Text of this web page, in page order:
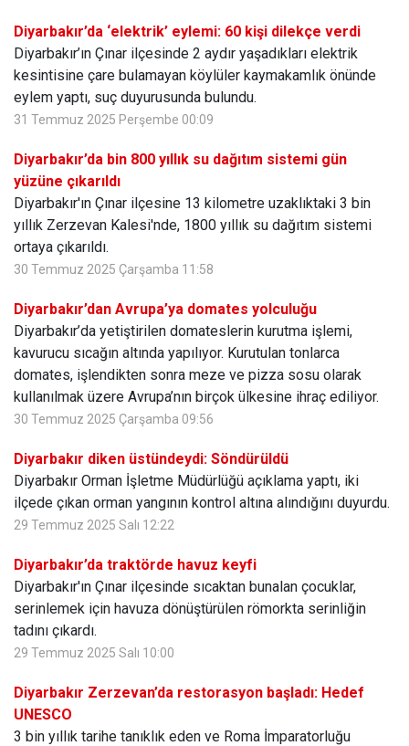
Diyarbakır’da ‘elektrik’ eylemi: 60 kişi dilekçe verdi
Diyarbakır’ın Çınar ilçesinde 2 aydır yaşadıkları elektrik
kesintisine çare bulamayan köylüler kaymakamlık önünde
eylem yaptı, suç duyurusunda bulundu.
31 Temmuz 2025 Perşembe 00:09
Diyarbakır’da bin 800 yıllık su dağıtım sistemi gün
yüzüne çıkarıldı
Diyarbakır'ın Çınar ilçesine 13 kilometre uzaklıktaki 3 bin
yıllık Zerzevan Kalesi'nde, 1800 yıllık su dağıtım sistemi
ortaya çıkarıldı.
30 Temmuz 2025 Çarşamba 11:58
Diyarbakır’dan Avrupa’ya domates yolculuğu
Diyarbakır’da yetiştirilen domateslerin kurutma işlemi,
kavurucu sıcağın altında yapılıyor. Kurutulan tonlarca
domates, işlendikten sonra meze ve pizza sosu olarak
kullanılmak üzere Avrupa’nın birçok ülkesine ihraç ediliyor.
30 Temmuz 2025 Çarşamba 09:56
Diyarbakır diken üstündeydi: Söndürüldü
Diyarbakır Orman İşletme Müdürlüğü açıklama yaptı, iki
ilçede çıkan orman yangının kontrol altına alındığını duyurdu.
29 Temmuz 2025 Salı 12:22
Diyarbakır’da traktörde havuz keyfi
Diyarbakır'ın Çınar ilçesinde sıcaktan bunalan çocuklar,
serinlemek için havuza dönüştürülen römorkta serinliğin
tadını çıkardı.
29 Temmuz 2025 Salı 10:00
Diyarbakır Zerzevan’da restorasyon başladı: Hedef
UNESCO
3 bin yıllık tarihe tanıklık eden ve Roma İmparatorluğu